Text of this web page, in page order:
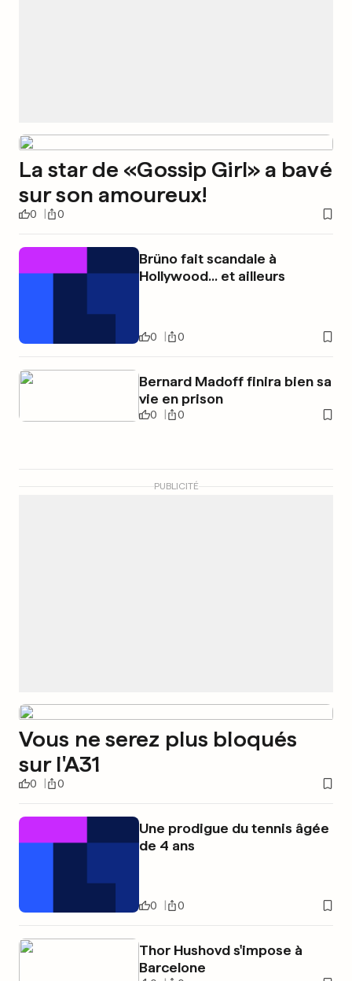
La star de «Gossip Girl» a bavé
sur son amoureux!
0 0
Brüno fait scandale à
Hollywood... et ailleurs
0 0
Bernard Madoff finira bien sa
vie en prison
0 0
PUBLICITÉ
Vous ne serez plus bloqués
sur l'A31
0 0
Une prodigue du tennis âgée
de 4 ans
0 0
Thor Hushovd s'impose à
Barcelone